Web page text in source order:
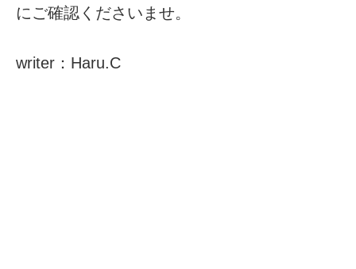
にご確認くださいませ。
writer：Haru.C